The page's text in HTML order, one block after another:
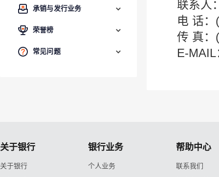
承销与发行业务
荣誉榜
常见问题
联系人
电 话
传 真：
E-
关于银行
关于银行
银行业务
个人业务
帮助中心
联系我们